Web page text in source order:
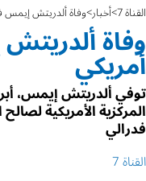
القناة 7 أخبار وفاة ألدريتش
وفاة
أمريكي
توفي ألدريتش إيمس،
فدرالي
القناة 7